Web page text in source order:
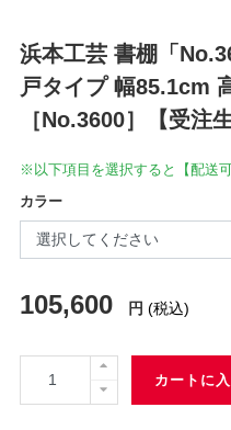
浜本工芸 書棚「
戸タイプ 幅85.1cm
［No.3600］【受注
※以下項目を選択すると【配送
カラー
105,600 円 (税込)
カートに